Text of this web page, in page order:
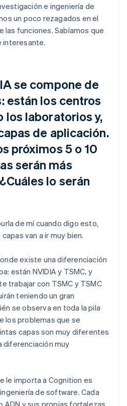
e ingeniería de
un poco rezagados en el
funciones. Sabíamos que
interesante.
se compone de
están los centros
los laboratorios y,
de aplicación.
próximos 5 o 10
serán más
lo serán
de mí cuando digo esto,
van a ir muy bien.
existe una diferenciación
están NVIDIA y TSMC, y
trabajar con TSMC y TSMC
teniendo un gran
se observa en toda la pila
los problemas que se
capas son muy diferentes
diferenciación muy
le importa a Cognition es
de software. Cada
y sus propias fortalezas.